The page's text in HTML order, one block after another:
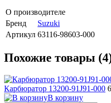
О производителе
Бренд
Suzuki
Артикул 63116-98603-000
Похожие товары
Карбюратор 13200-91J91-000
В корзину